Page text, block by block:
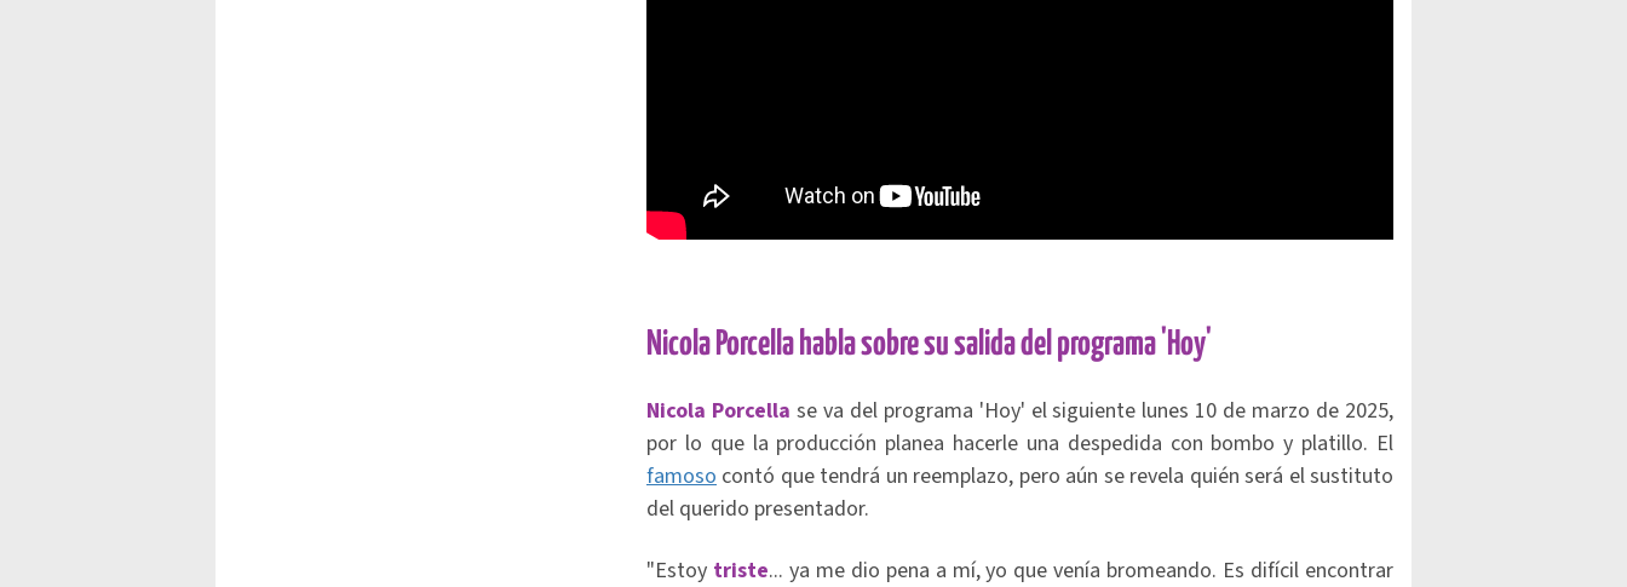
Nicola Porcella habla sobre su salida del programa 'Hoy'
Nicola Porcella se va del programa 'Hoy' el siguiente lunes 10 de marzo de 2025,
por lo que la producción planea hacerle una despedida con bombo y platillo. El
famoso contó que tendrá un reemplazo, pero aún se revela quién será el sustituto
del querido presentador.
"Estoy triste... ya me dio pena a mí, yo que venía bromeando. Es difícil encontrar